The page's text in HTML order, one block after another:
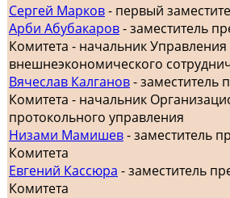
Сергей Марков- первый
Арби Абубакаров- заместитель
Комитета - начальник Управления
внешнеэкономического
Вячеслав Калганов- заместитель
Комитета - начальник
протокольного управления
Низами Мамишев- заместитель
Комитета
Евгений Кассюра - заместитель
Комитета